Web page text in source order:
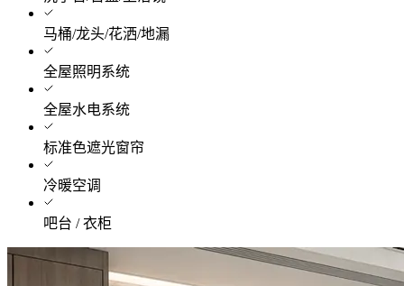
马桶/龙头/花洒/地漏
全屋照明系统
全屋水电系统
标准色遮光窗帘
冷暖空调
吧台 / 衣柜